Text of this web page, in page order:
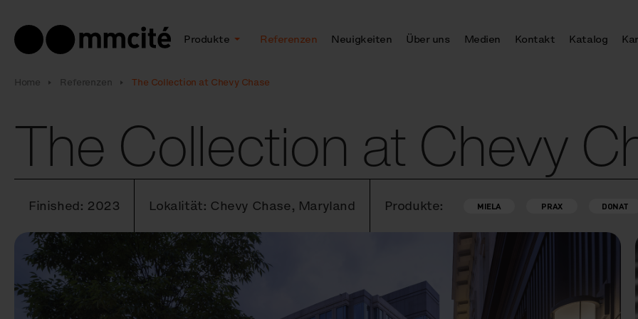
Produkte Referenzen Neuigkeiten Über uns Medien Kontakt Katalog
Home Referenzen The Collection at Chevy Chase
The Collection at Chevy
Finished: 2023 Lokalität: Chevy Chase, Maryland Produkte: MIELA PRAX DONAT